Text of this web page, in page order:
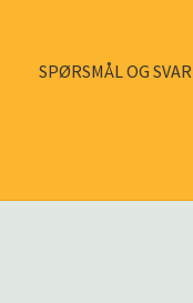
SPØRSMÅL OG SVAR